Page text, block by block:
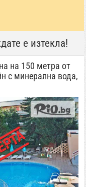
е изтекла!
на 150 метра от
с минерална вода,